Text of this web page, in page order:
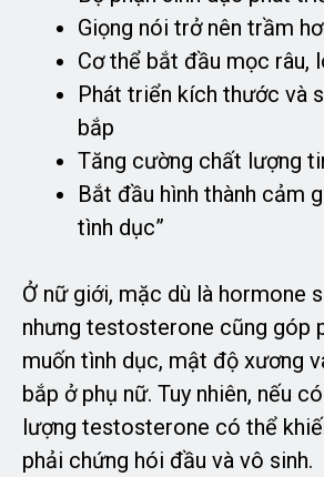
Giọng nói trở nên trầm
Cơ thể bắt đầu mọc râu,
Phát triển kích thước và
bắp
Tăng cường chất lượng
Bắt đầu hình thành cảm
tình dục”
Ở nữ giới, mặc dù là hormone
nhưng testosterone cũng góp
muốn tình dục, mật độ xương
bắp ở phụ nữ. Tuy nhiên, nếu
lượng testosterone có thể
phải chứng hói đầu và vô sinh.